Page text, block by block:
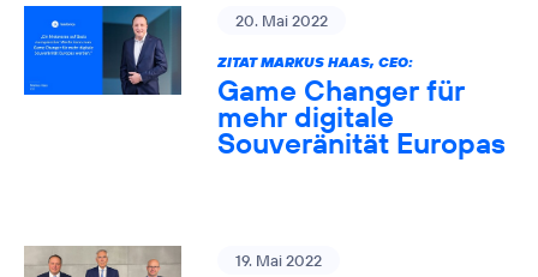
20. Mai 2022
ZITAT MARKUS HAAS, CEO:
Game Changer für
mehr digitale
Souveränität Europas
19. Mai 2022